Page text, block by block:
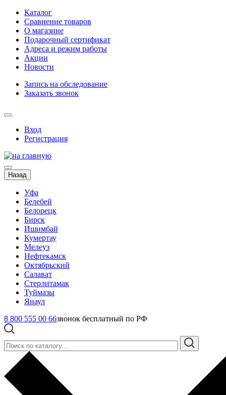
Каталог
Сравнение товаров
О магазине
Подарочный сертификат
Адреса и режим работы
Акции
Новости
Запись на обследование
Заказать звонок
Вход
Регистрация
Назад
Уфа
Белебей
Белорецк
Бирск
Ишимбай
Кумертау
Мелеуз
Нефтекамск
Октябрьский
Салават
Стерлитамак
Туймазы
Янаул
8 800 555 00 66звонок бесплатный по РФ